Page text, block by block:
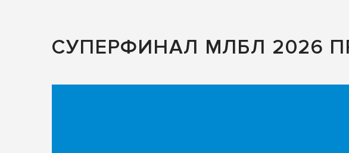
СУПЕРФИНАЛ МЛБЛ 2026